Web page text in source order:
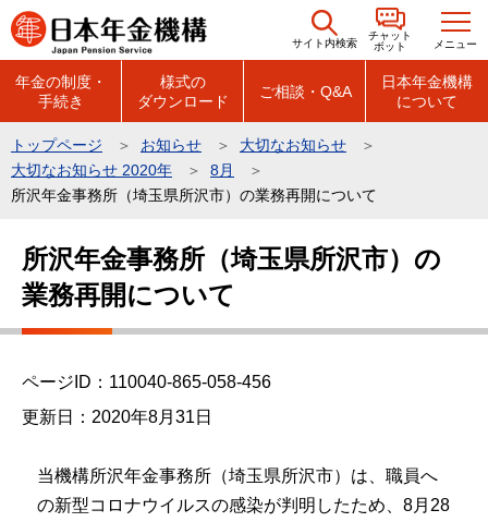
こ
の
先
サイト内検索
チャット
ボット
メニュー
年金の制度・
手続き
様式の
ダウンロード
ご相談・Q&A
日本年金機構
について
トップページ お知らせ
大切なお知らせ
大切なお知らせ 2020年
8月
所沢年金事務所（埼玉県所沢市）の業務再開について
所沢年金事務所（埼玉県所沢市）の
業務再開について
ページID：110040-865-058-456
更新日：2020年8月31日
当機構所沢年金事務所（埼玉県所沢市）は、職員へ
の新型コロナウイルスの感染が判明したため、8月28